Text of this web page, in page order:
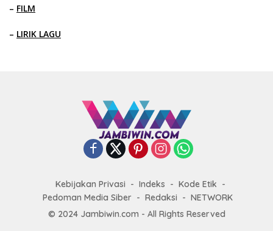
– FILM
– LIRIK LAGU
Kebijakan Privasi Indeks
Kode Etik
Pedoman Media Siber
Redaksi
NETWORK
© 2024 Jambiwin.com - All Rights Reserved